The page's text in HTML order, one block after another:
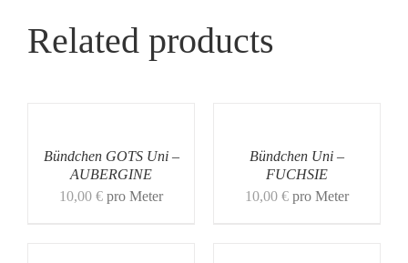
Related products
Bündchen GOTS Uni –
AUBERGINE
10,00 € pro Meter
Bündchen Uni –
FUCHSIE
10,00 € pro Meter